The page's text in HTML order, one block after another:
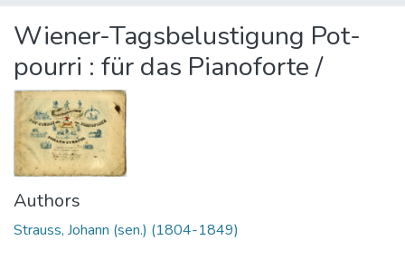
Wiener-Tagsbelustigung Pot-
pourri : für das Pianoforte /
Authors
Strauss, Johann (sen.) (1804-1849)